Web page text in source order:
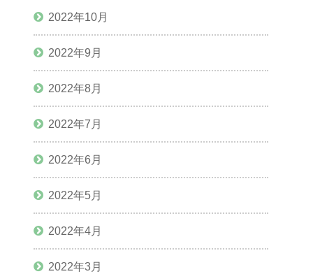
2022年10月
2022年9月
2022年8月
2022年7月
2022年6月
2022年5月
2022年4月
2022年3月